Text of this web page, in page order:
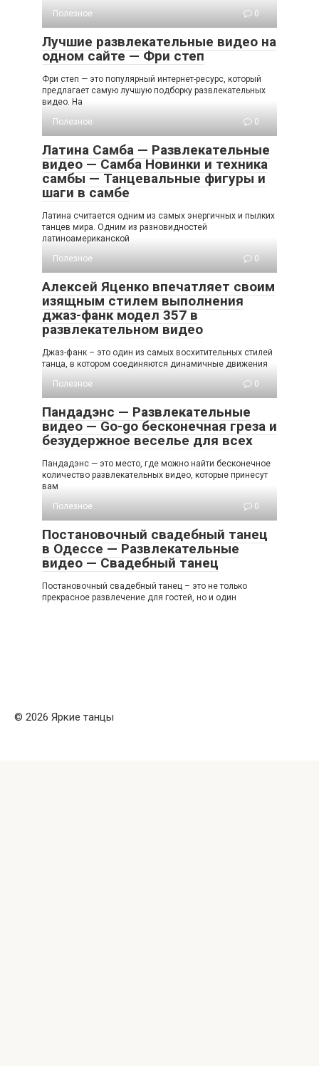
Полезное
0
Лучшие развлекательные видео на
одном сайте — Фри степ
Фри степ — это популярный интернет-ресурс, который
предлагает самую лучшую подборку развлекательных
видео. На
Полезное
0
Латина Самба — Развлекательные
видео — Самба Новинки и техника
самбы — Танцевальные фигуры и
шаги в самбе
Латина считается одним из самых энергичных и пылких
танцев мира. Одним из разновидностей
латиноамериканской
Полезное
0
Алексей Яценко впечатляет своим
изящным стилем выполнения
джаз-фанк модел 357 в
развлекательном видео
Джаз-фанк – это один из самых восхитительных стилей
танца, в котором соединяются динамичные движения
Полезное
0
Пандадэнс — Развлекательные
видео — Go-go бесконечная греза и
безудержное веселье для всех
Пандадэнс — это место, где можно найти бесконечное
количество развлекательных видео, которые принесут
вам
Полезное
0
Постановочный свадебный танец
в Одессе — Развлекательные
видео — Свадебный танец
Постановочный свадебный танец – это не только
прекрасное развлечение для гостей, но и один
© 2026 Яркие танцы